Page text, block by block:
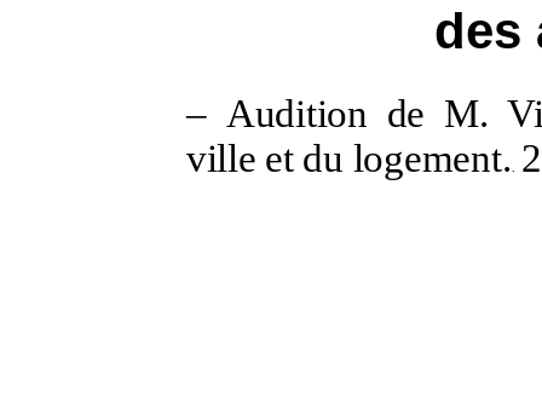
des
– Audition de M.
ville et du logement.. 2